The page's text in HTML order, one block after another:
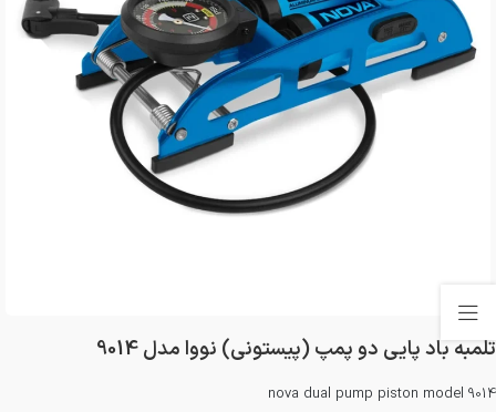
تلمبه باد پایی دو پمپ (پیستونی) نووا مدل 9014
nova dual pump piston model 9014